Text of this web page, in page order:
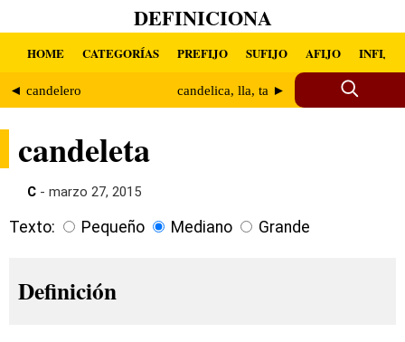
DEFINICIONA
HOME CATEGORÍAS PREFIJO SUFIJO AFIJO INFIJO
◄ candelero candelica, lla, ta ►
candeleta
C - marzo 27, 2015
Texto: Pequeño Mediano Grande
Definición